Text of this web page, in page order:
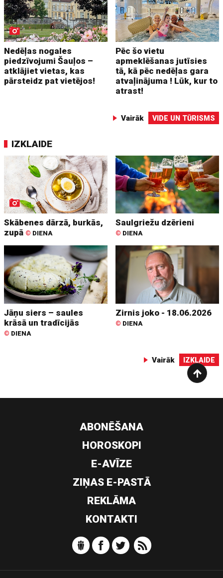
Nedēļas nogales
piedzīvojumi Šauļos –
atklājiet vietas, kas
pārsteidz pat vietējos!
Pēc šo vietu
apmeklēšanas jutīsies
tā, kā pēc nedēļas gara
atvaļinājuma ! Lūk, kur to
atrast!
Vairāk VIDE UN TŪRISMS
IZKLAIDE
Skābenes dārzā, burkās,
zupā © DIENA
Saulgriežu dzērieni
© DIENA
Jāņu siers – saules
krāsā un tradīcijās
© DIENA
Zirnis joko - 18.06.2026
© DIENA
Vairāk IZKLAIDE
ABONĒŠANA
HOROSKOPI
E-AVĪZE
ZIŅAS E-PASTĀ
REKLĀMA
KONTAKTI